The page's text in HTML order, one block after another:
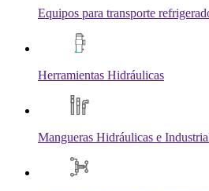
Equipos para transporte
Herramientas Hidráulicas
Mangueras Hidráulicas e